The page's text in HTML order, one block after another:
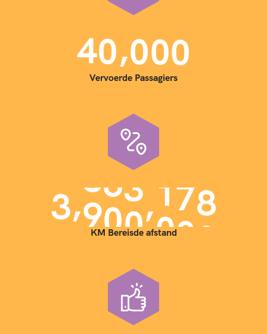
40,000
Vervoerde Passagiers
3,900,000
KM Bereisde afstand